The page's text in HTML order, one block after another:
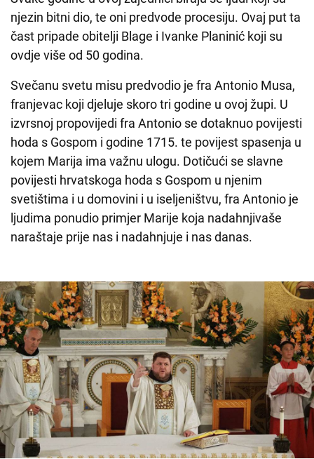
njezin bitni dio, te oni predvode procesiju. Ovaj put ta
čast pripade obitelji Blage i Ivanke Planinić koji su
ovdje više od 50 godina.
Svečanu svetu misu predvodio je fra Antonio Musa,
franjevac koji djeluje skoro tri godine u ovoj župi. U
izvrsnoj propovijedi fra Antonio se dotaknuo povijesti
hoda s Gospom i godine 1715. te povijest spasenja u
kojem Marija ima važnu ulogu. Dotičući se slavne
povijesti hrvatskoga hoda s Gospom u njenim
svetištima i u domovini i u iseljeništvu, fra Antonio je
ljudima ponudio primjer Marije koja nadahnjivaše
naraštaje prije nas i nadahnjuje i nas danas.